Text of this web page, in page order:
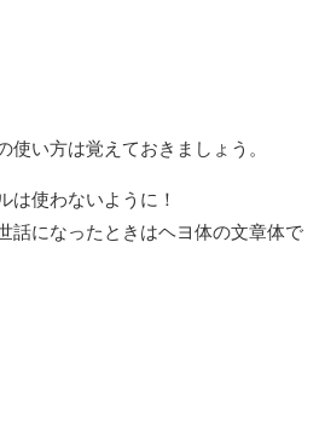
使い方は覚えておきましょう。
は使わないように！
話になったときはヘヨ体の文章体で